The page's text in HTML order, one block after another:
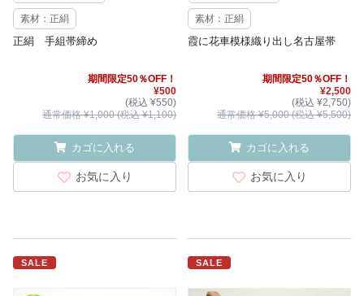
素材：正絹
正絹 手組帯締め
期間限定50％OFF！
¥500
(税込 ¥550)
通常価格 ¥1,000 (税込 ¥1,100)
カゴに入れる
お気に入り
素材：正絹
霞に花車模様織り出し名古屋帯
期間限定50％OFF！
¥2,500
(税込 ¥2,750)
通常価格 ¥5,000 (税込 ¥5,500)
カゴに入れる
お気に入り
SALE SALE